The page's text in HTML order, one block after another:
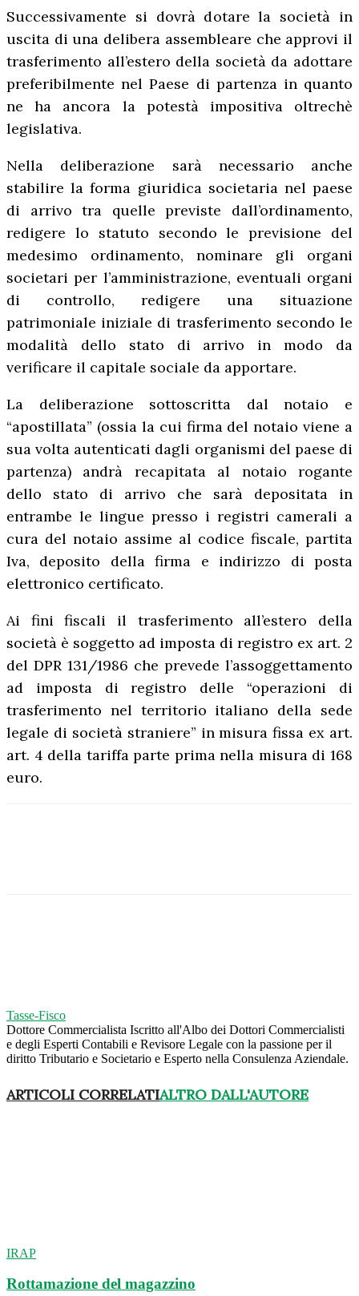
Successivamente si dovrà dotare la società in
uscita di una delibera assembleare che approvi il
trasferimento all’estero della società da adottare
preferibilmente nel Paese di partenza in quanto
ne ha ancora la potestà impositiva oltrechè
legislativa.
Nella deliberazione sarà necessario anche
stabilire la forma giuridica societaria nel paese
di arrivo tra quelle previste dall’ordinamento,
redigere lo statuto secondo le previsione del
medesimo ordinamento, nominare gli organi
societari per l’amministrazione, eventuali organi
di controllo, redigere una situazione
patrimoniale iniziale di trasferimento secondo le
modalità dello stato di arrivo in modo da
verificare il capitale sociale da apportare.
La deliberazione sottoscritta dal notaio e
“apostillata” (ossia la cui firma del notaio viene a
sua volta autenticati dagli organismi del paese di
partenza) andrà recapitata al notaio rogante
dello stato di arrivo che sarà depositata in
entrambe le lingue presso i registri camerali a
cura del notaio assime al codice fiscale, partita
Iva, deposito della firma e indirizzo di posta
elettronico certificato.
Ai fini fiscali il trasferimento all’estero della
società è soggetto ad imposta di registro ex art. 2
del DPR 131/1986 che prevede l’assoggettamento
ad imposta di registro delle “operazioni di
trasferimento nel territorio italiano della sede
legale di società straniere” in misura fissa ex art.
art. 4 della tariffa parte prima nella misura di 168
euro.
Tasse-Fisco
Dottore Commercialista Iscritto all'Albo dei Dottori Commercialisti
e degli Esperti Contabili e Revisore Legale con la passione per il
diritto Tributario e Societario e Esperto nella Consulenza Aziendale.
ARTICOLI CORRELATIALTRO DALL'AUTORE
IRAP
Rottamazione del magazzino